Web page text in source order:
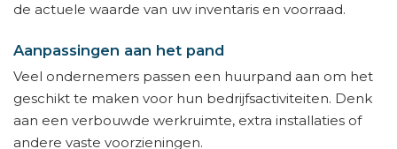
de actuele waarde van uw inventaris en voorraad.
Aanpassingen aan het pand
Veel ondernemers passen een huurpand aan om het
geschikt te maken voor hun bedrijfsactiviteiten. Denk
aan een verbouwde werkruimte, extra installaties of
andere vaste voorzieningen.